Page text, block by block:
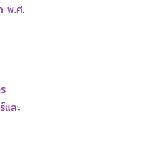
พ.ศ.
ละ